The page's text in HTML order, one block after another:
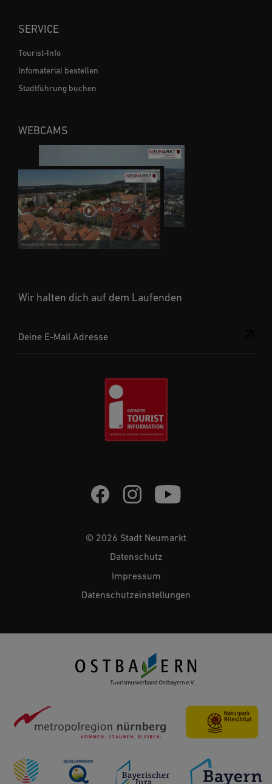
Wir halten dich auf dem Laufenden
Deine E-Mail Adresse
SERVICE
Tourist-Info
Infomaterial bestellen
Stadtführung buchen
WEBCAMS
© 2026 Stadt Neumarkt
Datenschutz
Impressum
Datenschutzeinstellungen